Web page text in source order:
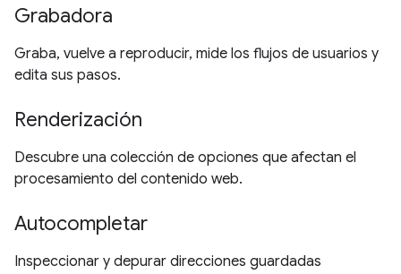
Grabadora
Graba, vuelve a reproducir, mide los flujos de usuarios y
edita sus pasos.
Renderización
Descubre una colección de opciones que afectan el
procesamiento del contenido web.
Autocompletar
Inspeccionar y depurar direcciones guardadas